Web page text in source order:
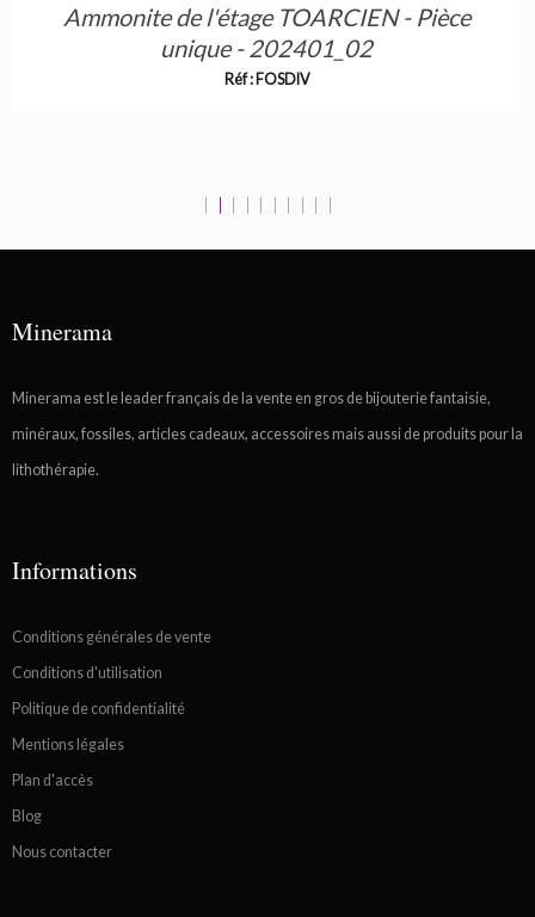
Ammonite de l'étage TOARCIEN - Pièce
unique - 202401_02
Réf : FOSDIV
Minerama
Minerama est le leader français de la vente en gros de bijouterie fantaisie,
minéraux, fossiles, articles cadeaux, accessoires mais aussi de produits pour la
lithothérapie.
Informations
Conditions générales de vente
Conditions d'utilisation
Politique de confidentialité
Mentions légales
Plan d'accès
Blog
Nous contacter